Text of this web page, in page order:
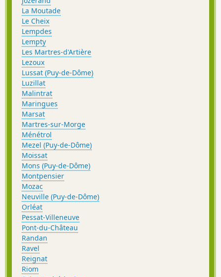
La Moutade
Le Cheix
Lempdes
Lempty
Les Martres-d'Artière
Lezoux
Lussat (Puy-de-Dôme)
Luzillat
Malintrat
Maringues
Marsat
Martres-sur-Morge
Ménétrol
Mezel (Puy-de-Dôme)
Moissat
Mons (Puy-de-Dôme)
Montpensier
Mozac
Neuville (Puy-de-Dôme)
Orléat
Pessat-Villeneuve
Pont-du-Château
Randan
Ravel
Reignat
Riom